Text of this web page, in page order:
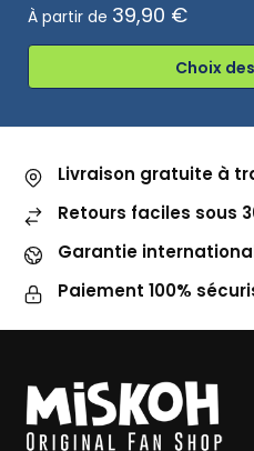
À partir de 39,90 €
Choix
Livraison gratuite à
Retours faciles sous
Garantie
Paiement 100%